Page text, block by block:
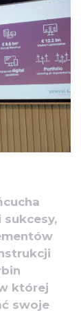
której
swoje